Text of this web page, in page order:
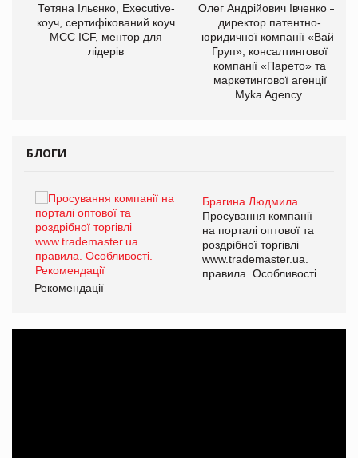
Тетяна Ільєнко, Executive-
коуч, сертифікований коуч
МСС ICF, ментор для
лідерів
Олег Андрійович Івченко —
директор патентно-
юридичної компанії «Вайз
Груп», консалтингової
компанії «Парето» та
маркетингової агенції
Myka Agency.
БЛОГИ
Брагина Людмила
Просування компанії
на порталі оптової та
роздрібної торгівлі
www.trademaster.ua.
правила. Особливості.
Рекомендації